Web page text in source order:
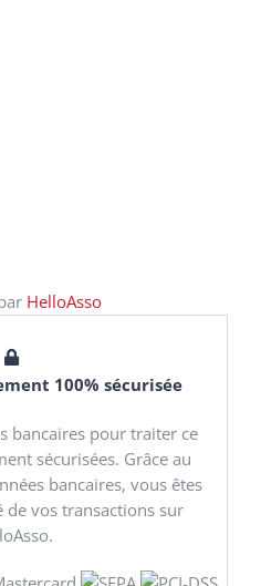
HelloAsso
100% sécurisée
bancaires pour traiter ce
sécurisées. Grâce au
bancaires, vous êtes
de vos transactions sur